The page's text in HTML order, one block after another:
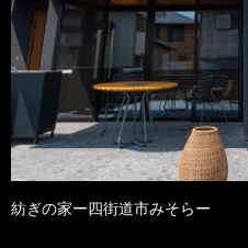
紡ぎの家ー四街道市みそらー